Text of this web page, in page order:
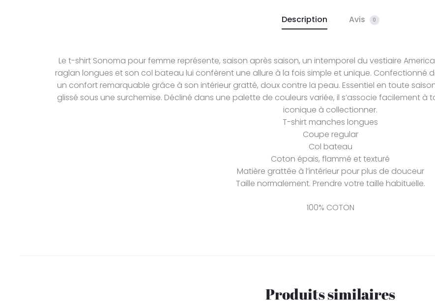
Description Avis 0
Le t-shirt Sonoma pour femme représente, saison après saison, un intemporel du vestiaire
raglan longues et son col bateau lui confèrent une allure à la fois simple et unique. Confectionné
un confort remarquable grâce à son intérieur gratté, doux contre la peau. Essentiel en toute
glissé sous une surchemise. Décliné dans une palette de couleurs variée, il s’associe facilement
iconique à collectionner.
T-shirt manches longues
Coupe regular
Col bateau
Coton épais, flammé et texturé
Matière grattée à l’intérieur pour plus de douceur
Taille normalement. Prendre votre taille habituelle.
100% COTON
Produits similaires